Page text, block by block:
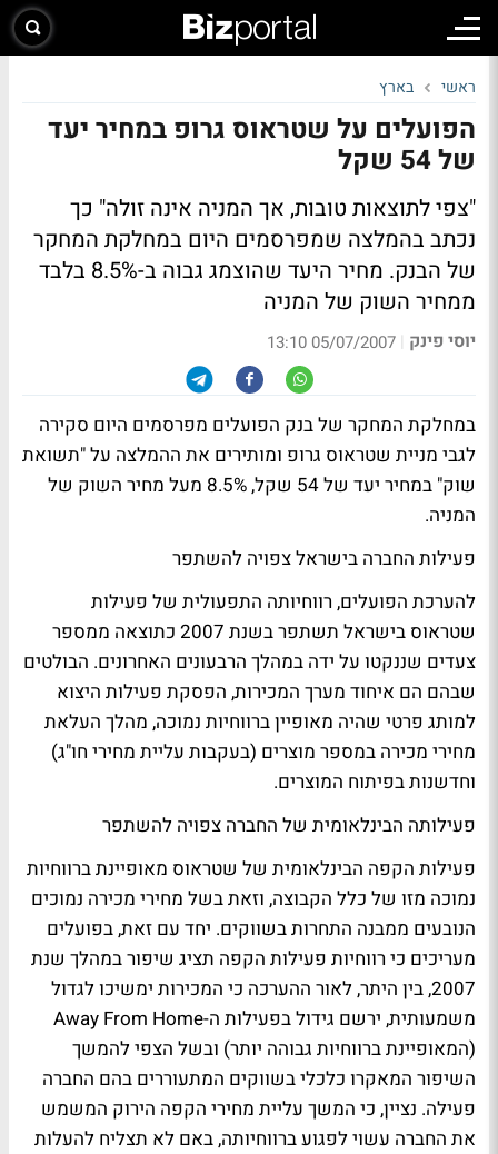
ראשי בארץ
הפועלים על שטראוס גרופ במחיר יעד
של 54 שקל
"צפי לתוצאות טובות, אך המניה אינה זולה" כך
נכתב בהמלצה שמפרסמים היום במחלקת המחקר
של הבנק. מחיר היעד שהוצמג גבוה ב-8.5% בלבד
ממחיר השוק של המניה
יוסי פינק |
05/07/2007 13:10
במחלקת המחקר של בנק הפועלים מפרסמים היום סקירה
לגבי מניית שטראוס גרופ ומותירים את ההמלצה על "תשואת
שוק" במחיר יעד של 54 שקל, 8.5% מעל מחיר השוק של
המניה.
פעילות החברה בישראל צפויה להשתפר
להערכת הפועלים, רווחיותה התפעולית של פעילות
שטראוס בישראל תשתפר בשנת 2007 כתוצאה ממספר
צעדים שננקטו על ידה במהלך הרבעונים האחרונים. הבולטים
שבהם הם איחוד מערך המכירות, הפסקת פעילות היצוא
למותג פרטי שהיה מאופיין ברווחיות נמוכה, מהלך העלאת
מחירי מכירה במספר מוצרים (בעקבות עליית מחירי חו"ג)
וחדשנות בפיתוח המוצרים.
פעילותה הבינלאומית של החברה צפויה להשתפר
פעילות הקפה הבינלאומית של שטראוס מאופיינת ברווחיות
נמוכה מזו של כלל הקבוצה, וזאת בשל מחירי מכירה נמוכים
הנובעים ממבנה התחרות בשווקים. יחד עם זאת, בפועלים
מעריכים כי רווחיות פעילות הקפה תציג שיפור במהלך שנת
2007, בין היתר, לאור ההערכה כי המכירות ימשיכו לגדול
משמעותית, ירשם גידול בפעילות ה-Away From Home
(המאופיינת ברווחיות גבוהה יותר) ובשל הצפי להמשך
השיפור המאקרו כלכלי בשווקים המתעוררים בהם החברה
פעילה. נציין, כי המשך עליית מחירי הקפה הירוק המשמש
את החברה עשוי לפגוע ברווחיותה, באם לא תצליח להעלות